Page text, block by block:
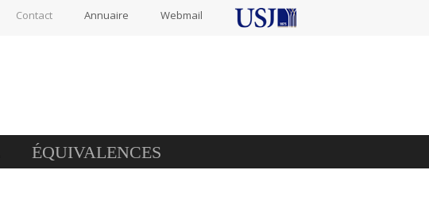
Contact Annuaire Webmail
ÉQUIVALENCES